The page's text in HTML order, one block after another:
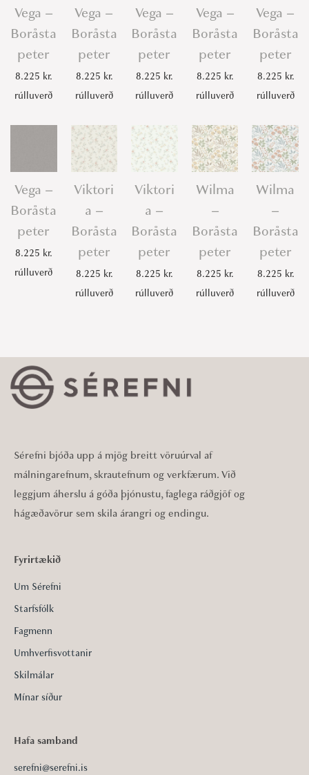
Vega –
Boråsta
peter
8.225 kr.
rúlluverð
Vega –
Boråsta
peter
8.225 kr.
rúlluverð
Vega –
Boråsta
peter
8.225 kr.
rúlluverð
Vega –
Boråsta
peter
8.225 kr.
rúlluverð
Vega –
Boråsta
peter
8.225 kr.
rúlluverð
Vega –
Boråsta
peter
8.225 kr.
rúlluverð
Viktori
a –
Boråsta
peter
8.225 kr.
rúlluverð
Viktori
a –
Boråsta
peter
8.225 kr.
rúlluverð
Wilma
–
Boråsta
peter
8.225 kr.
rúlluverð
Wilma
–
Boråsta
peter
8.225 kr.
rúlluverð
Sérefni bjóða upp á mjög breitt vöruúrval af
málningarefnum, skrautefnum og verkfærum. Við
leggjum áherslu á góða þjónustu, faglega ráðgjöf og
hágæðavörur sem skila árangri og endingu.
Fyrirtækið
Um Sérefni
Starfsfólk
Fagmenn
Umhverfisvottanir
Skilmálar
Mínar síður
Hafa samband
serefni@serefni.is